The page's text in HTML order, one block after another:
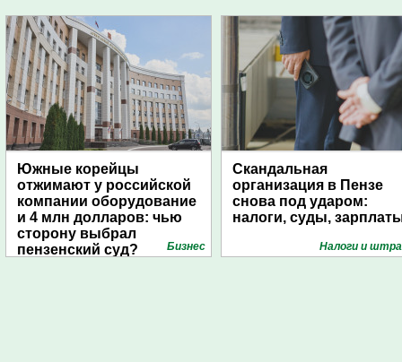
Южные корейцы
отжимают у российской
компании оборудование
и 4 млн долларов: чью
сторону выбрал
пензенский суд?
Бизнес
Скандальная
организация в Пензе
снова под ударом:
налоги, суды,
Налоги и